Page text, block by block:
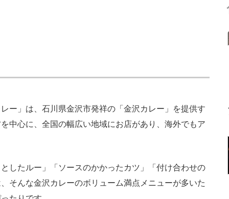
ー」は、石川県金沢市発祥の「金沢カレー」を提供す
中心に、全国の幅広い地域にお店があり、海外でもア
したルー」「ソースのかかったカツ」「付け合わせの
そんな金沢カレーのボリューム満点メニューが多いた